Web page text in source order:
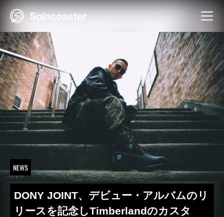
Skip
NEWS
DONY JOINT、デビュー・アルバムのリ
リースを記念しTimberlandのカスタ